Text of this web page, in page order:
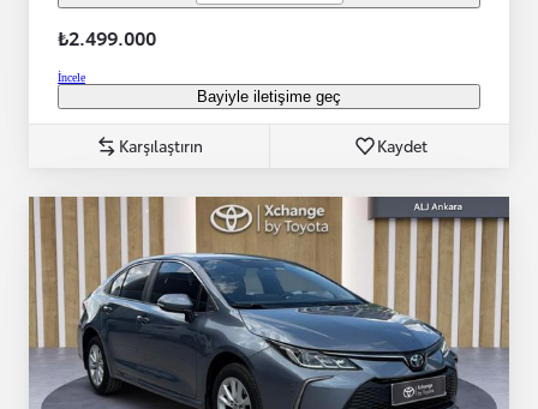
₺2.499.000
İncele
Bayiyle iletişime geç
Karşılaştırın Kaydet